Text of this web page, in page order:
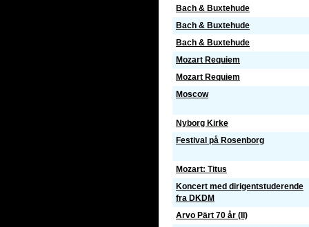
Bach & Buxtehude
Bach & Buxtehude
Bach & Buxtehude
Mozart Requiem
Mozart Requiem
Moscow
Nyborg Kirke
Festival på Rosenborg
Mozart: Titus
Koncert med dirigentstuderende
fra DKDM
Arvo Pärt 70 år (II)